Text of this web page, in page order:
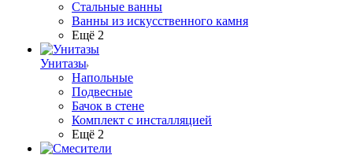
Стальные ванны
Ванны из искусственного камня
Ещё 2
Унитазы
Напольные
Подвесные
Бачок в стене
Комплект с инсталляцией
Ещё 2